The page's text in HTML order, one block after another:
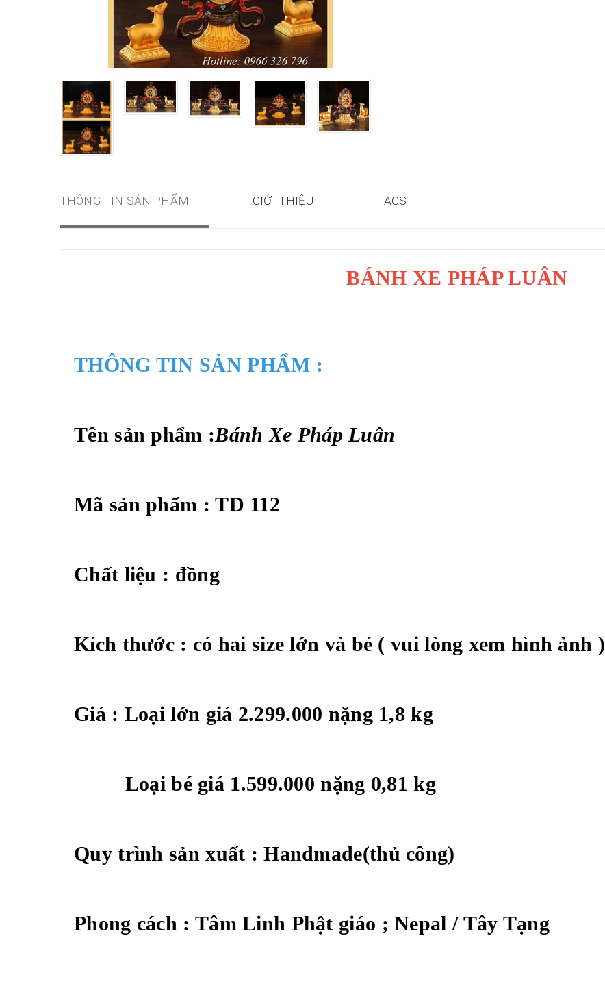
THÔNG TIN SẢN PHẨM GIỚI THIỆU TAGS
BÁNH XE PHÁP LUÂN
THÔNG TIN SẢN PHẨM :
Tên sản phẩm :Bánh Xe Pháp Luân
Mã sản phẩm : TD 112
Chất liệu : đồng
Kích thước : có hai size lớn và bé ( vui lòng xem hình ảnh )
Giá : Loại lớn giá 2.299.000 nặng 1,8 kg
Loại bé giá 1.599.000 nặng 0,81 kg
Quy trình sản xuất : Handmade(thủ công)
Phong cách : Tâm Linh Phật giáo ; Nepal / Tây Tạng